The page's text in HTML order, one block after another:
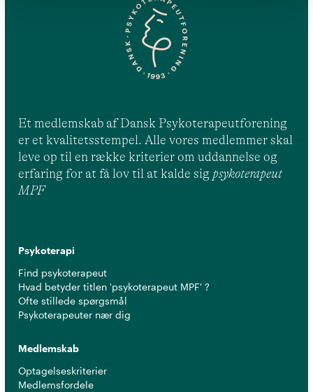
Et medlemskab af Dansk Psykoterapeutforening
er et kvalitetsstempel. Alle vores medlemmer skal
leve op til en række kriterier om uddannelse og
erfaring for at få lov til at kalde sig psykoterapeut
MPF
Psykoterapi
Find psykoterapeut
Hvad betyder titlen 'psykoterapeut MPF' ?
Ofte stillede spørgsmål
Psykoterapeuter nær dig
Medlemskab
Optagelseskriterier
Medlemsfordele